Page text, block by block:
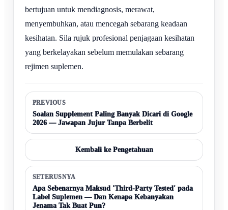
bertujuan untuk mendiagnosis, merawat,
menyembuhkan, atau mencegah sebarang keadaan
kesihatan. Sila rujuk profesional penjagaan kesihatan
yang berkelayakan sebelum memulakan sebarang
rejimen suplemen.
PREVIOUS
Soalan Supplement Paling Banyak Dicari di Google
2026 — Jawapan Jujur Tanpa Berbelit
Kembali ke Pengetahuan
SETERUSNYA
Apa Sebenarnya Maksud 'Third-Party Tested' pada
Label Suplemen — Dan Kenapa Kebanyakan
Jenama Tak Buat Pun?